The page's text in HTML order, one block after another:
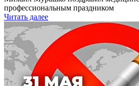
профессиональным праздником
Читать далее